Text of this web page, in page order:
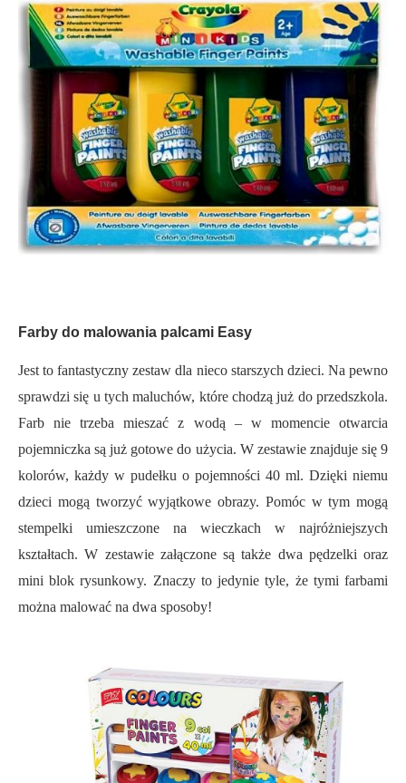
Farby do malowania palcami Easy
Jest to fantastyczny zestaw dla nieco starszych dzieci. Na pewno
sprawdzi się u tych maluchów, które chodzą już do przedszkola.
Farb nie trzeba mieszać z wodą – w momencie otwarcia
pojemniczka są już gotowe do użycia. W zestawie znajduje się 9
kolorów, każdy w pudełku o pojemności 40 ml. Dzięki niemu
dzieci mogą tworzyć wyjątkowe obrazy. Pomóc w tym mogą
stempelki umieszczone na wieczkach w najróżniejszych
kształtach. W zestawie załączone są także dwa pędzelki oraz
mini blok rysunkowy. Znaczy to jedynie tyle, że tymi farbami
można malować na dwa sposoby!